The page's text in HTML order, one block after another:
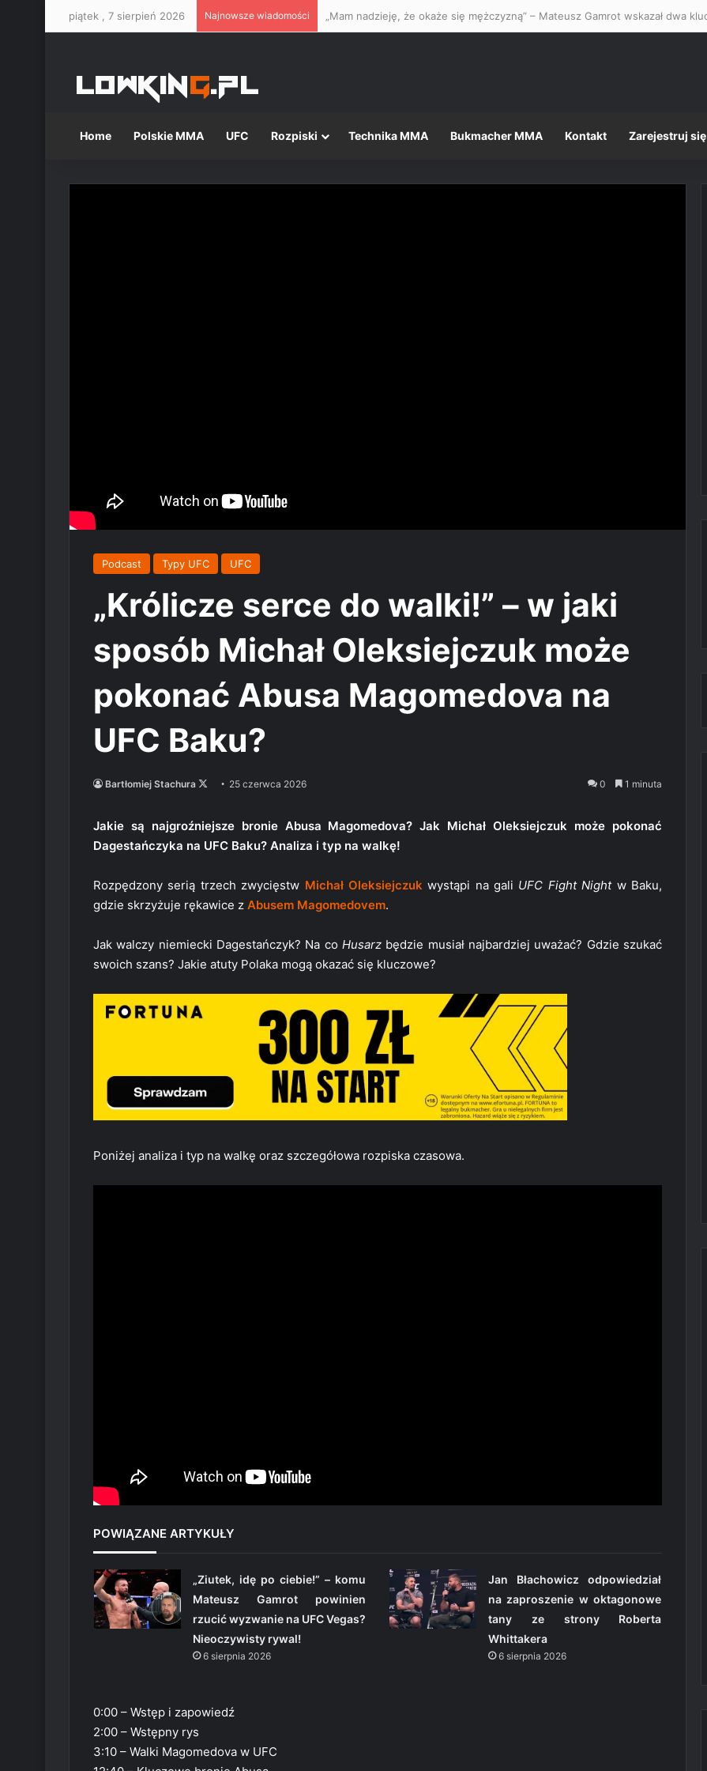
piątek , 7 sierpień 2026 Najnowsze wiadomości
Home Polskie MMA UFC Rozpiski Technika MMA Bukmacher MMA Kontakt Zarejestruj się
Podcast Typy UFC UFC
„Królicze serce do walki!” – w jaki
sposób Michał Oleksiejczuk może
pokonać Abusa Magomedova na
UFC Baku?
Bartłomiej Stachura
Follow
X
25 czerwca 2026 0 1 minuta
Jakie są najgroźniejsze bronie Abusa Magomedova? Jak Michał Oleksiejczuk może pokonać
Dagestańczyka na UFC Baku? Analiza i typ na walkę!
Rozpędzony serią trzech zwycięstw Michał Oleksiejczuk wystąpi na gali UFC Fight Nightw Baku,
gdzie skrzyżuje rękawice z Abusem Magomedovem.
Jak walczy niemiecki Dagestańczyk? Na co Husarz będzie musiał najbardziej uważać? Gdzie szukać
swoich szans? Jakie atuty Polaka mogą okazać się kluczowe?
Poniżej analiza i typ na walkę oraz szczegółowa rozpiska czasowa.
POWIĄZANE ARTYKUŁY
„Ziutek, idę po ciebie!” – komu
Mateusz Gamrot powinien
rzucić wyzwanie na UFC Vegas?
Nieoczywisty rywal!
6 sierpnia 2026
Jan Błachowicz odpowiedział
na zaproszenie w oktagonowe
tany ze strony Roberta
Whittakera
6 sierpnia 2026
0:00 – Wstęp i zapowiedź
2:00 – Wstępny rys
3:10 – Walki Magomedova w UFC